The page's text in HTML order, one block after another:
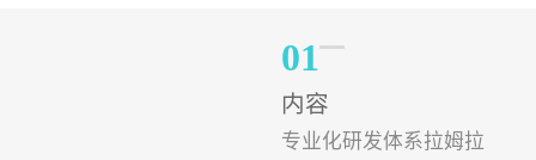
01
内容
专业化研发体系拉姆拉